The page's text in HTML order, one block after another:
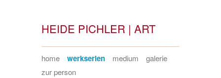
HEIDE PICHLER | ART
home werkserien medium
galerie
zur person